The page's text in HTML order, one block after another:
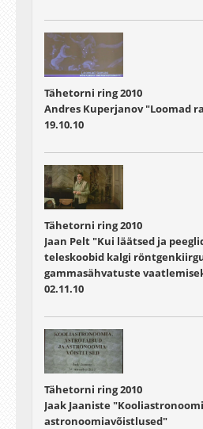
Tähetorni ring 2010
Andres Kuperjanov "Loomad
19.10.10
Tähetorni ring 2010
Jaan Pelt "Kui läätsed ja
teleskoobid kalgi
gammasähvatuste
02.11.10
Tähetorni ring 2010
Jaak Jaaniste
astronoomiavõistlused"